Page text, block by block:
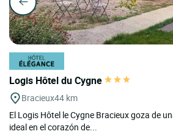
Logis Hôtel du Cygne
Bracieux44 km
El Logis Hôtel le Cygne Bracieux goza de
ideal en el corazón de...